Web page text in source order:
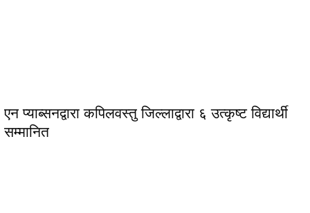
एन प्याब्सनद्वारा कपिलवस्तु जिल्लाद्वारा ६ उत्कृष्ट विद्यार्थी
सम्मानित